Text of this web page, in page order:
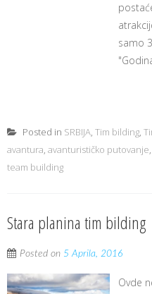
samo
Posted in SRBIJA, Tim bilding,
avantura, avanturističko putovanje,
team building
Stara planina tim bilding
Posted on 5 Aprila, 2016
Ovde